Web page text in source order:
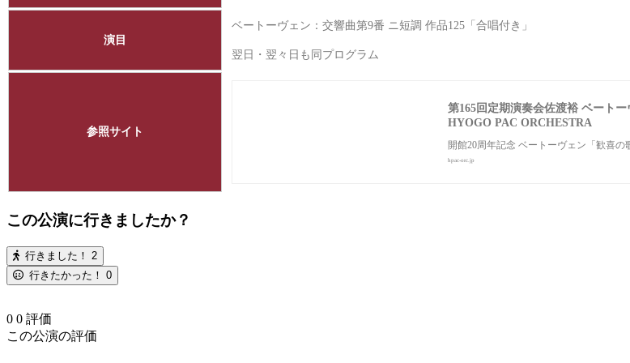
演目
ベートーヴェン：交響曲第9番 ニ短調 作品125「合唱付き」
翌日・翌々日も同プログラム
参照サイト
第165回定期演奏会佐渡裕 ベート
HYOGO PAC ORCHESTRA
開館20周年記念 ベートーヴェン「歓喜
hpac-orc.jp
この公演に行きましたか？
行きました！ 2
行きたかった！ 0
0 0 評価
この公演の評価